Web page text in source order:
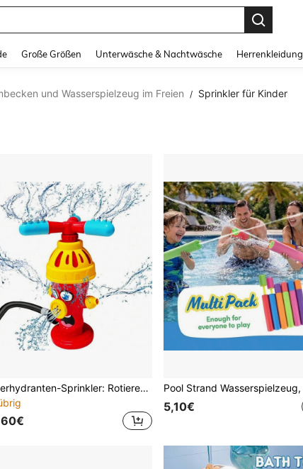
Große Größen Unterwäsche & Nachtwäsche Herrenkleidung
und Wasserspielzeug im Freien / Sprinkler für Kinder
Feuerhydranten-Sprinkler: Rotierender Wassersprüh-Gartenspielzeug - Spaßiges Wasserspiel für den Garten; wird an einen Standard-Gartenschlauch angeschlossen für automatisches Sprühen; perfekt für Sommer-Outdoor-Spaß.
5,10€